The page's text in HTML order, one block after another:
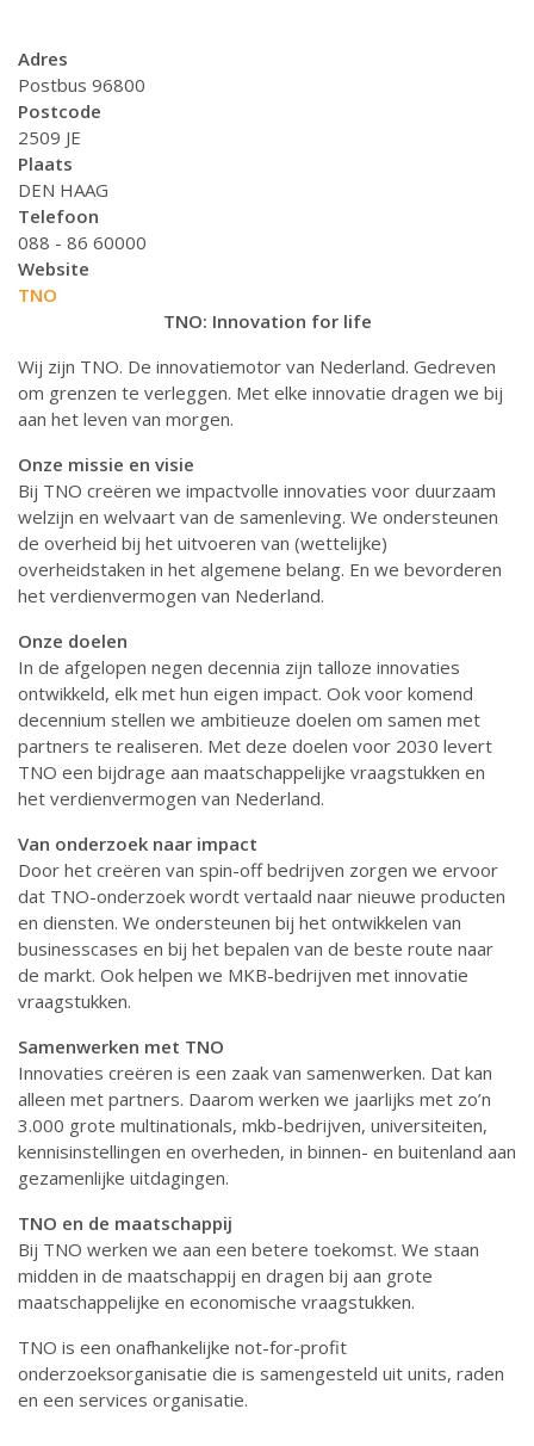
Adres
Postbus 96800
Postcode
2509 JE
Plaats
DEN HAAG
Telefoon
088 - 86 60000
Website
TNO
TNO: Innovation for life
Wij zijn TNO. De innovatiemotor van Nederland. Gedreven
om grenzen te verleggen. Met elke innovatie dragen we bij
aan het leven van morgen.
Onze missie en visie
Bij TNO creëren we impactvolle innovaties voor duurzaam
welzijn en welvaart van de samenleving. We ondersteunen
de overheid bij het uitvoeren van (wettelijke)
overheidstaken in het algemene belang. En we bevorderen
het verdienvermogen van Nederland.
Onze doelen
In de afgelopen negen decennia zijn talloze innovaties
ontwikkeld, elk met hun eigen impact. Ook voor komend
decennium stellen we ambitieuze doelen om samen met
partners te realiseren. Met deze doelen voor 2030 levert
TNO een bijdrage aan maatschappelijke vraagstukken en
het verdienvermogen van Nederland.
Van onderzoek naar impact
Door het creëren van spin-off bedrijven zorgen we ervoor
dat TNO-onderzoek wordt vertaald naar nieuwe producten
en diensten. We ondersteunen bij het ontwikkelen van
businesscases en bij het bepalen van de beste route naar
de markt. Ook helpen we MKB-bedrijven met innovatie
vraagstukken.
Samenwerken met TNO
Innovaties creëren is een zaak van samenwerken. Dat kan
alleen met partners. Daarom werken we jaarlijks met zo’n
3.000 grote multinationals, mkb-bedrijven, universiteiten,
kennisinstellingen en overheden, in binnen- en buitenland aan
gezamenlijke uitdagingen.
TNO en de maatschappij
Bij TNO werken we aan een betere toekomst. We staan
midden in de maatschappij en dragen bij aan grote
maatschappelijke en economische vraagstukken.
TNO is een onafhankelijke not-for-profit
onderzoeksorganisatie die is samengesteld uit units, raden
en een services organisatie.